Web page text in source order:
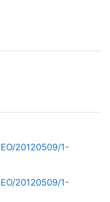
20120509/1-
20120509/1-